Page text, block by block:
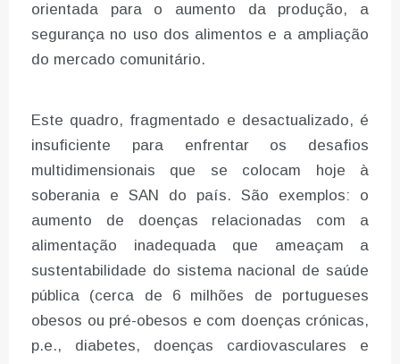
orientada para o aumento da produção, a
segurança no uso dos alimentos e a ampliação
do mercado comunitário.
Este quadro, fragmentado e desactualizado, é
insuficiente para enfrentar os desafios
multidimensionais que se colocam hoje à
soberania e SAN do país. São exemplos: o
aumento de doenças relacionadas com a
alimentação inadequada que ameaçam a
sustentabilidade do sistema nacional de saúde
pública (cerca de 6 milhões de portugueses
obesos ou pré-obesos e com doenças crónicas,
p.e., diabetes, doenças cardiovasculares e